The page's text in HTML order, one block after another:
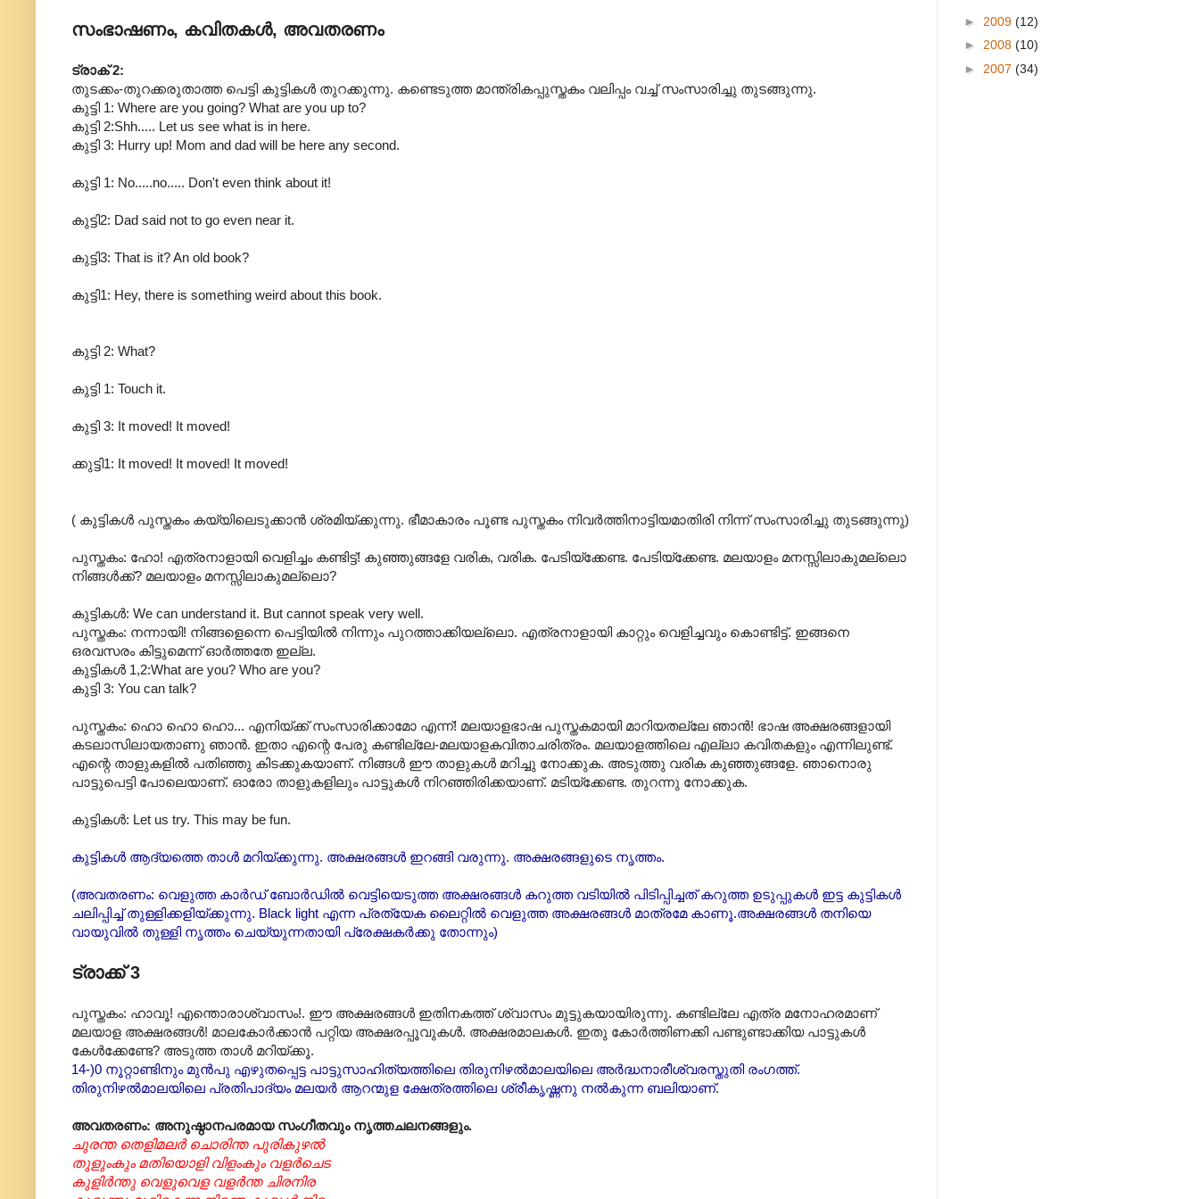
സംഭാഷണം, കവിതകൾ, അവതരണം
ട്രാക് 2:
തുടക്കം-തുറക്കരുതാത്ത പെട്ടി കുട്ടികൾ തുറക്കുന്നു. കണ്ടെടുത്ത മാന്ത്രികപ്പുസ്തകം വലിപ്പം വച്ച് സംസാരിച്ചു തുടങ്ങുന്നു.
കുട്ടി 1: Where are you going? What are you up to?
കുട്ടി 2:Shh..... Let us see what is in here.
കുട്ടി 3: Hurry up! Mom and dad will be here any second.
കുട്ടി 1: No.....no..... Don't even think about it!
കുട്ടി2: Dad said not to go even near it.
കുട്ടി3: That is it? An old book?
കുട്ടി1: Hey, there is something weird about this book.
കുട്ടി 2: What?
കുട്ടി 1: Touch it.
കുട്ടി 3: It moved! It moved!
ക്കുട്ടി1: It moved! It moved! It moved!
( കുട്ടികൾ പുസ്തകം കയ്യിലെടുക്കാൻ ശ്രമിയ്ക്കുന്നു. ഭീമാകാരം പൂണ്ട പുസ്തകം നിവർത്തിനാട്ടിയമാതിരി നിന്ന് സംസാരിച്ചു തുടങ്ങുന്നു)
പുസ്തകം: ഹോ! എത്രനാളായി വെളിച്ചം കണ്ടിട്ട്! കുഞ്ഞുങ്ങളേ വരിക, വരിക. പേടിയ്ക്കേണ്ട. പേടിയ്ക്കേണ്ട. മലയാളം മനസ്സിലാകുമല്ലൊ
നിങ്ങൾക്ക്? മലയാളം മനസ്സിലാകുമല്ലൊ?
കുട്ടികൾ: We can understand it. But cannot speak very well.
പുസ്തകം: നന്നായി! നിങ്ങളെന്നെ പെട്ടിയിൽ നിന്നും പുറത്താക്കിയല്ലൊ. എത്രനാളായി കാറ്റും വെളിച്ചവും കൊണ്ടിട്ട്. ഇങ്ങനെ
ഒരവസരം കിട്ടുമെന്ന് ഓർത്തതേ ഇല്ല.
കുട്ടികൾ 1,2:What are you? Who are you?
കുട്ടി 3: You can talk?
പുസ്തകം: ഹൊ ഹൊ ഹൊ... എനിയ്ക്ക് സംസാരിക്കാമോ എന്ന്! മലയാളഭാഷ പുസ്തകമായി മാറിയതല്ലേ ഞാൻ! ഭാഷ അക്ഷരങ്ങളായി
കടലാസിലായതാണു ഞാൻ. ഇതാ എന്റെ പേരു കണ്ടില്ലേ-മലയാളകവിതാചരിത്രം. മലയാളത്തിലെ എല്ലാ കവിതകളും എന്നിലുണ്ട്.
എന്റെ താളുകളിൽ പതിഞ്ഞു കിടക്കുകയാണ്. നിങ്ങൾ ഈ താളുകൾ മറിച്ചു നോക്കുക. അടുത്തു വരിക കുഞ്ഞുങ്ങളേ. ഞാനൊരു
പാട്ടുപെട്ടി പോലെയാണ്. ഓരോ താളുകളിലും പാട്ടുകൾ നിറഞ്ഞിരിക്കയാണ്. മടിയ്ക്കേണ്ട. തുറന്നു നോക്കുക.
കുട്ടികൾ: Let us try. This may be fun.
കുട്ടികൾ ആദ്യത്തെ താൾ മറിയ്ക്കുന്നു. അക്ഷരങ്ങൾ ഇറങ്ങി വരുന്നു. അക്ഷരങ്ങളുടെ നൃത്തം.
(അവതരണം: വെളുത്ത കാർഡ് ബോർഡിൽ വെട്ടിയെടുത്ത അക്ഷരങ്ങൾ കറുത്ത വടിയിൽ പിടിപ്പിച്ചത് കറുത്ത ഉടുപ്പുകൾ ഇട്ട കുട്ടികൾ
ചലിപ്പിച്ച് തുള്ളിക്കളിയ്ക്കുന്നു. Black light എന്ന പ്രത്യേക ലൈറ്റിൽ വെളുത്ത അക്ഷരങ്ങൾ മാത്രമേ കാണൂ.അക്ഷരങ്ങൾ തനിയെ
വായുവിൽ തുള്ളി നൃത്തം ചെയ്യുന്നതായി പ്രേക്ഷകർക്കു തോന്നും)
ട്രാക്ക് 3
പുസ്തകം: ഹാവൂ! എന്തൊരാശ്വാസം!. ഈ അക്ഷരങ്ങൾ ഇതിനകത്ത് ശ്വാസം മുട്ടുകയായിരുന്നു. കണ്ടില്ലേ എത്ര മനോഹരമാണ്
മലയാള അക്ഷരങ്ങൾ! മാലകോർക്കാൻ പറ്റിയ അക്ഷരപ്പൂവുകൾ. അക്ഷരമാലകൾ. ഇതു കോർത്തിണക്കി പണ്ടുണ്ടാക്കിയ പാട്ടുകൾ
കേൾക്കേണ്ടേ? അടുത്ത താൾ മറിയ്ക്കൂ.
14-)0 നൂറ്റാണ്ടിനും മുൻപു എഴുതപ്പെട്ട പാട്ടുസാഹിത്യത്തിലെ തിരുനിഴൽമാലയിലെ അർദ്ധനാരീശ്വരസ്തുതി രംഗത്ത്.
തിരുനിഴൽമാലയിലെ പ്രതിപാദ്യം മലയർ ആറന്മുള ക്ഷേത്രത്തിലെ ശ്രീകൃഷ്ണനു നൽകുന്ന ബലിയാണ്.
അവതരണം: അനുഷ്ഠാനപരമായ സംഗീതവും നൃത്തചലനങ്ങളും.
ചുരന്ത തെളിമലർ ചൊരിന്ത പുരികുഴൽ
തുളുംകും മതിയൊളി വിളംകും വളർചെട
കുളിർന്തു വെളുവെള വളർന്ത ചിരനിര
► 2009 (12)
► 2008 (10)
► 2007 (34)